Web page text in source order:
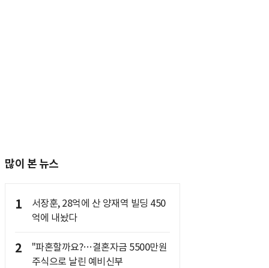
많이 본 뉴스
1
서장훈, 28억에 산 양재역 빌딩 450
억에 내놨다
2
"파혼할까요?…결혼자금 5500만원
주식으로 날린 예비신부